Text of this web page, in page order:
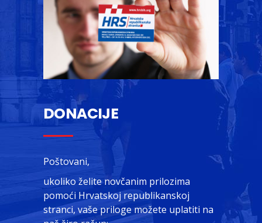
DONACIJE
Poštovani,
ukoliko želite novčanim prilozima
pomoći Hrvatskoj republikanskoj
stranci, vaše priloge možete uplatiti na